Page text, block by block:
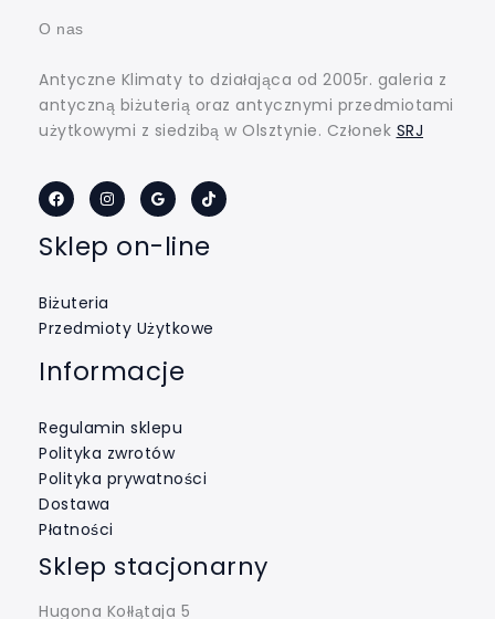
O nas
Antyczne Klimaty to działająca od 2005r. galeria z
antyczną biżuterią oraz antycznymi przedmiotami
użytkowymi z siedzibą w Olsztynie. Członek SRJ
Sklep on-line
Biżuteria
Przedmioty Użytkowe
Informacje
Regulamin sklepu
Polityka zwrotów
Polityka prywatności
Dostawa
Płatności
Sklep stacjonarny
Hugona Kołłątaja 5